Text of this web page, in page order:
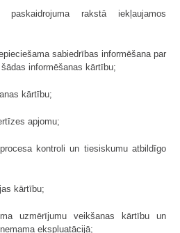
rakstā iekļaujamos
sabiedrības informēšana par
informēšanas kārtību;
kārtību;
apjomu;
kontroli un tiesiskumu atbildīgo
kārtību;
uzmērījumu veikšanas kārtību un
ekspluatācijā;